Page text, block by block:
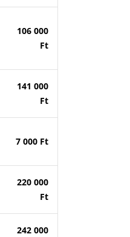
106 000
Ft
141 000
Ft
7 000 Ft
220 000
Ft
242 000